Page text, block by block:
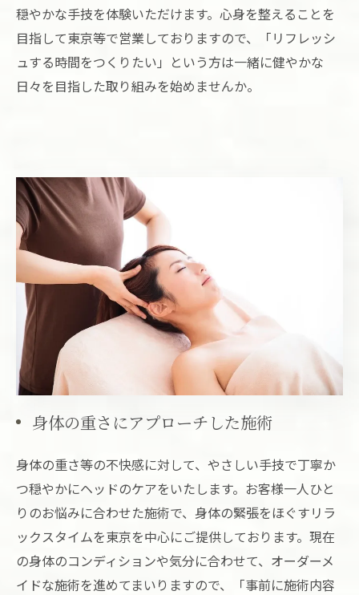
穏やかな手技を体験いただけます。心身を整えることを
目指して東京等で営業しておりますので、「リフレッシ
ュする時間をつくりたい」という方は一緒に健やかな
日々を目指した取り組みを始めませんか。
身体の重さにアプローチした施術
身体の重さ等の不快感に対して、やさしい手技で丁寧か
つ穏やかにヘッドのケアをいたします。お客様一人ひと
りのお悩みに合わせた施術で、身体の緊張をほぐすリラ
ックスタイムを東京を中心にご提供しております。現在
の身体のコンディションや気分に合わせて、オーダーメ
イドな施術を進めてまいりますので、「事前に施術内容